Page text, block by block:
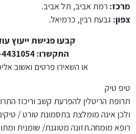
מרכז: רמת אביב, תל אביב.
צפון: גבעת רבין, כרמיאל.
קבעו פגישת ייעוץ
התקשרו: 054-4431054
או השאירו פרטים ואשוב
טיפ טיק
תרופת הריטלין להפרעת קשב וריכוז
ולכן אינה מומלצת בתסמונת טורט /
רופא מומחה.תזונה מטוגנת/ שומנית